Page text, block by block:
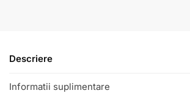
Descriere
Informatii suplimentare